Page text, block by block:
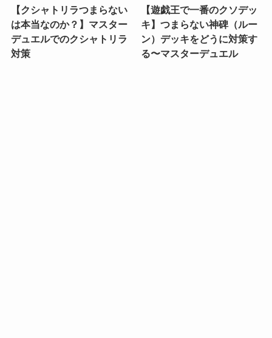
【クシャトリラつまらない
は本当なのか？】マスター
デュエルでのクシャトリラ
対策
【遊戯王で一番のクソデッ
キ】つまらない神碑（ルー
ン）デッキをどうに対策す
る〜マスターデュエル